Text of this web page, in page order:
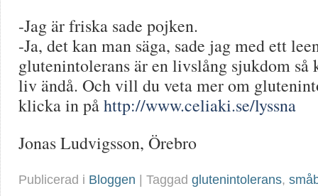
-Jag är friska sade pojken.
-Ja, det kan man säga, sade jag med ett
glutenintolerans är en livslång sjukdom så
liv ändå. Och vill du veta mer om
klicka in påhttp://www.celiaki.se/lyssna
Jonas Ludvigsson, Örebro
Publicerad i Bloggen | Taggad glutenintolerans,